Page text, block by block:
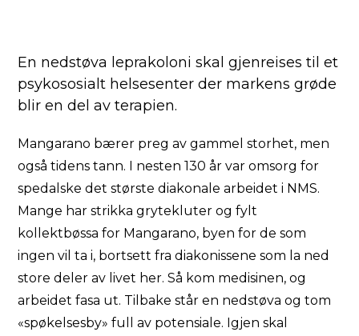
En nedstøva leprakoloni skal gjenreises til et
psykososialt helsesenter der markens grøde
blir en del av terapien.
Mangarano bærer preg av gammel storhet, men
også tidens tann. I nesten 130 år var omsorg for
spedalske det største diakonale arbeidet i NMS.
Mange har strikka grytekluter og fylt
kollektbøssa for Mangarano, byen for de som
ingen vil ta i, bortsett fra diakonissene som la ned
store deler av livet her. Så kom medisinen, og
arbeidet fasa ut. Tilbake står en nedstøva og tom
«spøkelsesby» full av potensiale. Igjen skal